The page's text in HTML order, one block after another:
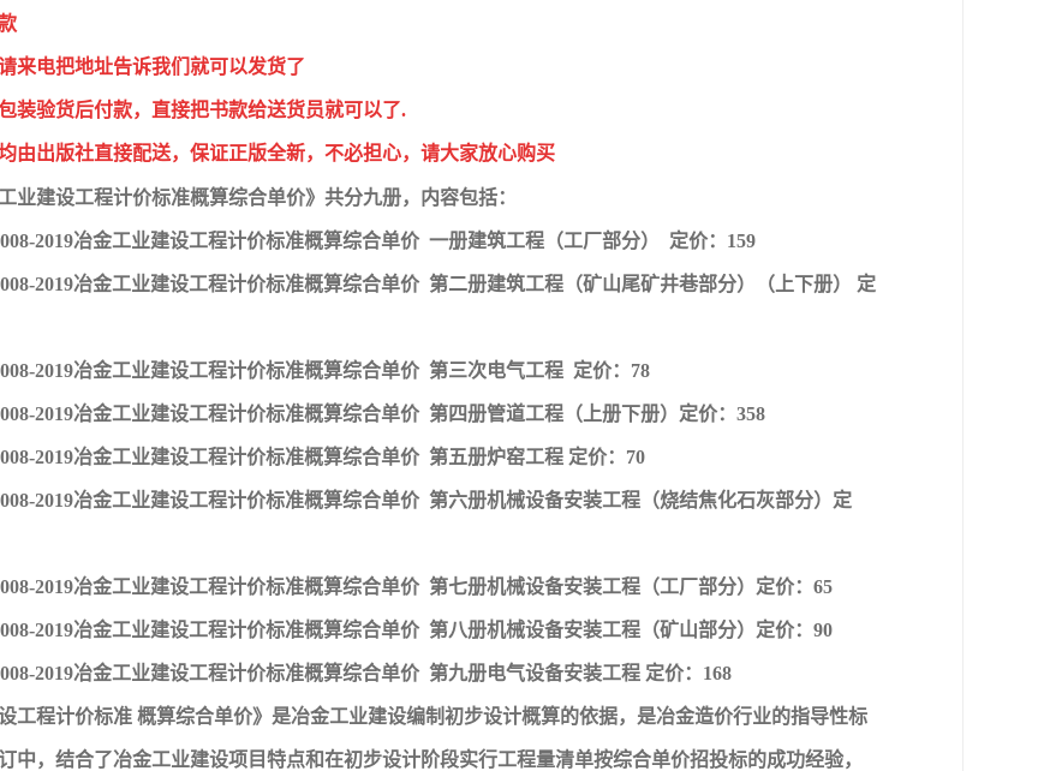
来电把地址告诉我们就可以发货了
装验货后付款，直接把书款给送货员就可以了.
由出版社直接配送，保证正版全新，不必担心，请大家放心购买
工业建设工程计价标准概算综合单价》共分九册，内容包括：
2019冶金工业建设工程计价标准概算综合单价 一册建筑工程（工厂部分） 定价：159
2019冶金工业建设工程计价标准概算综合单价 第二册建筑工程（矿山尾矿井巷部分）（上下册） 定
2019冶金工业建设工程计价标准概算综合单价 第三次电气工程 定价：78
2019冶金工业建设工程计价标准概算综合单价 第四册管道工程（上册下册）定价：358
2019冶金工业建设工程计价标准概算综合单价 第五册炉窑工程 定价：70
2019冶金工业建设工程计价标准概算综合单价 第六册机械设备安装工程（烧结焦化石灰部分）定
2019冶金工业建设工程计价标准概算综合单价 第七册机械设备安装工程（工厂部分）定价：65
2019冶金工业建设工程计价标准概算综合单价 第八册机械设备安装工程（矿山部分）定价：90
2019冶金工业建设工程计价标准概算综合单价 第九册电气设备安装工程 定价：168
设工程计价标准 概算综合单价》是冶金工业建设编制初步设计概算的依据，是冶金造价行业的指导性标
中，结合了冶金工业建设项目特点和在初步设计阶段实行工程量清单按综合单价招投标的成功经验，